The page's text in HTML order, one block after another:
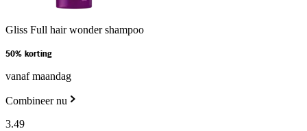
Gliss Full hair wonder shampoo
50% korting
vanaf maandag
Combineer nu
3.49